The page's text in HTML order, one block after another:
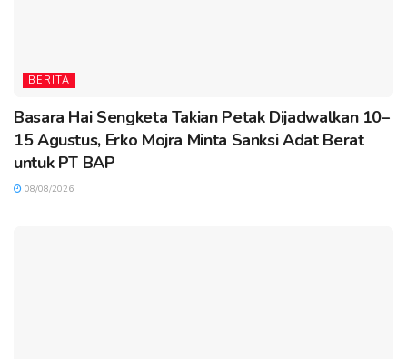
BERITA
Basara Hai Sengketa Takian Petak Dijadwalkan 10–
15 Agustus, Erko Mojra Minta Sanksi Adat Berat
untuk PT BAP
08/08/2026